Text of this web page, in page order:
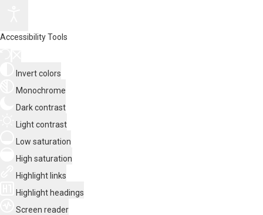
Accessibility Tools
Invert colors
Monochrome
Dark contrast
Light contrast
Low saturation
High saturation
Highlight links
Highlight headings
Screen reader